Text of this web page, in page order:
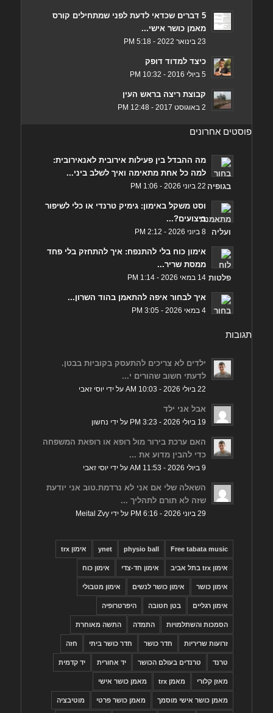
5 דברים שכדאי לדעת לפני שמתחילים קורס
מאמן כושר אישי...
23 בינואר 2022 - 5:18 PM
כיצד למדוד דופק
5 ביולי 2016 - 10:32 PM
קבוצת ריצה בראש העין
2 באוגוסט 2017 - 12:48 PM
פוסטים אחרונים
מה ההבדל בין פעילות אירובית לאנאירובית:
למה כל אחת מתאימה ואיך לשלב ביני...
22 ביוני 2026 - 1:06 PM
וסט משקל באימון: גימיק טרנדי או כלי לשיפור
ביצועים?...
8 ביוני 2026 - 2:12 PM
אימון כוח בלי להתנפח: איך להתחזק בלי פחד
ממסת שריר...
14 במאי 2026 - 1:14 PM
איך לבחור איפה להתאמן בהוד השרון...
4 במאי 2026 - 3:05 PM
תגובות
ילדים לא צריכים להתעסק בקוביות בבטן.
לדעתי חשוב שהורים י...
22 ביולי 2026 - 10:03 AM על ידי יוסי זאבי
אבל אני ילד
19 ביולי 2026 - 3:23 PM על ידי נחשון
האם ערכת בירור מול רופא או רופאת המשפחה
כדי להבין מדוע את ...
9 ביולי 2026 - 11:53 AM על ידי יוסי זאבי
השאלה שלי אם אני לא נרדמת.טוב אני יודעת
שזה לא תורם לתהליך ...
29 ביוני 2026 - 6:16 PM על ידי Meital Zvy
Free tabata music
physio ball
ynet אימון trx
אימון trx בתל אביב אימון חד-צדי אימון כוח
אימון כושר אימון כושר לנשים אימון מטבולי
אימון רגליים בטן חטובה היפרטרופיה
הסמכות והשתלמויות התמדה התשה מאוחרת
זרועות שריריות חדר כושר חדר כושר ביתי חזה
טרנד טרנדים בעולם הכושר יד אחורית יד קדמית
מאזן קלורי מאמן trx מאמן כושר אישי
מאמן כושר אישי מוסמך מאמן כושר פרטי מוטיבציה